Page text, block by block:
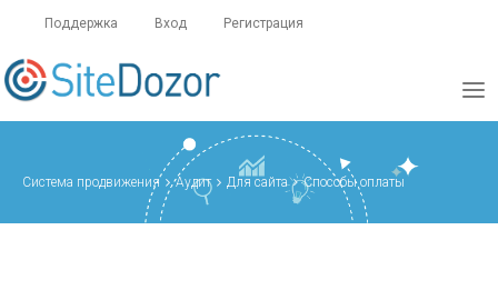
Поддержка Вход Регистрация
Система продвижения Аудит Для сайта Способы оплаты